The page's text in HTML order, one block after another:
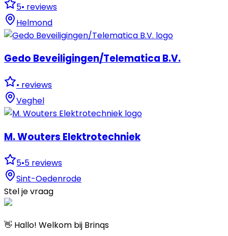
5• reviews
Helmond
Gedo Beveiligingen/Telematica B.V.
• reviews
Veghel
M. Wouters Elektrotechniek
5•5 reviews
Sint-Oedenrode
Stel je vraag
👋 Hallo! Welkom bij Brinqs